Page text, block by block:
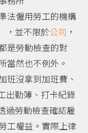
法僱用勞工的機構
，並不限於公司 ，
是勞動檢查的對
當然也不例外。
班沒拿到加班費、
出勤簿、打卡紀錄
過勞動檢查確認雇
工權益。實際上律